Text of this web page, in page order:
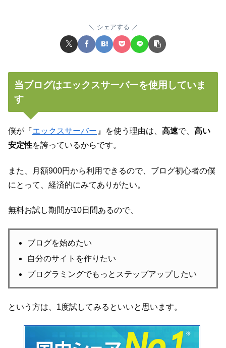
シェアする
当ブログはエックスサーバーを使用していま
す
僕が『エックスサーバー 』を使う理由は、 高速で、 高い
安定性を誇っているからです。
また、月額900円から利用できるので、ブログ初心者の僕
にとって、経済的にみてありがたい。
無料お試し期間が10日間あるので、
ブログを始めたい
自分のサイトを作りたい
プログラミングでもっとステップアップしたい
という方は、1度試してみるといいと思います。